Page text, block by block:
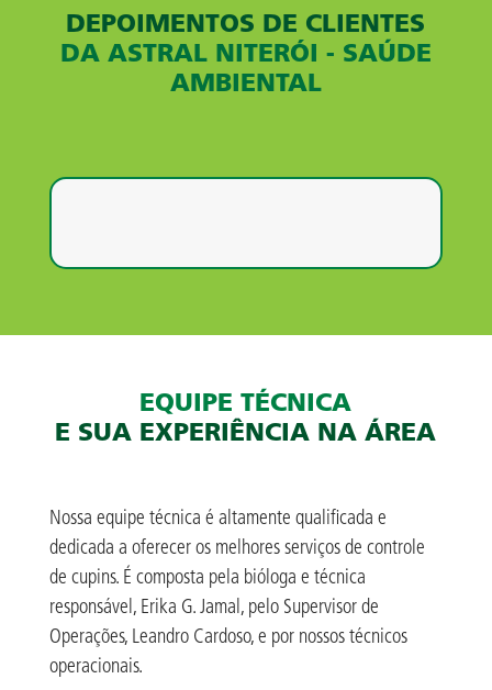
DEPOIMENTOS DE CLIENTES
DA ASTRAL NITERÓI - SAÚDE
AMBIENTAL
EQUIPE TÉCNICA
E SUA EXPERIÊNCIA NA ÁREA
Nossa equipe técnica é altamente qualificada e
dedicada a oferecer os melhores serviços de controle
de cupins. É composta pela bióloga e técnica
responsável, Erika G. Jamal, pelo Supervisor de
Operações, Leandro Cardoso, e por nossos técnicos
operacionais.